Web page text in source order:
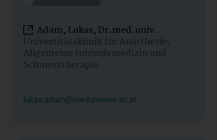
Adam, Lukas, Dr.med.univ.
Universitätsklinik für Anästhesie,
Allgemeine Intensivmedizin und
Schmerztherapie
lukas.adam@meduniwien.ac.at